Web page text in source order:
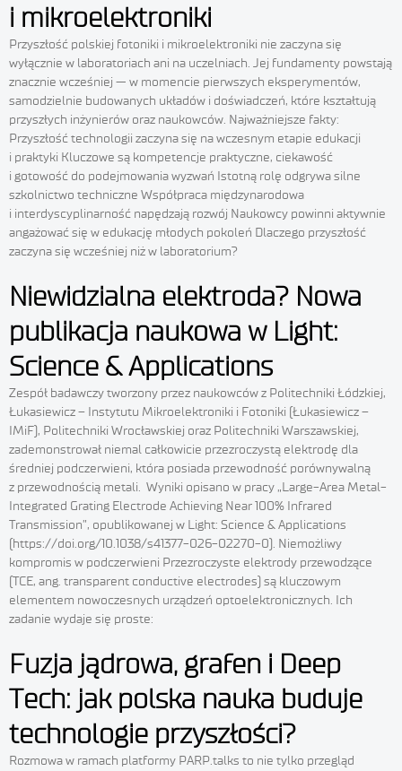
i mikroelektroniki
Przyszłość polskiej fotoniki i mikroelektroniki nie zaczyna się
wyłącznie w laboratoriach ani na uczelniach. Jej fundamenty powstają
znacznie wcześniej — w momencie pierwszych eksperymentów,
samodzielnie budowanych układów i doświadczeń, które kształtują
przyszłych inżynierów oraz naukowców. Najważniejsze fakty:
Przyszłość technologii zaczyna się na wczesnym etapie edukacji
i praktyki Kluczowe są kompetencje praktyczne, ciekawość
i gotowość do podejmowania wyzwań Istotną rolę odgrywa silne
szkolnictwo techniczne Współpraca międzynarodowa
i interdyscyplinarność napędzają rozwój Naukowcy powinni aktywnie
angażować się w edukację młodych pokoleń Dlaczego przyszłość
zaczyna się wcześniej niż w laboratorium?
Niewidzialna elektroda? Nowa
publikacja naukowa w Light:
Science & Applications
Zespół badawczy tworzony przez naukowców z Politechniki Łódzkiej,
Łukasiewicz – Instytutu Mikroelektroniki i Fotoniki (Łukasiewicz –
IMiF), Politechniki Wrocławskiej oraz Politechniki Warszawskiej,
zademonstrował niemal całkowicie przezroczystą elektrodę dla
średniej podczerwieni, która posiada przewodność porównywalną
z przewodnością metali. Wyniki opisano w pracy „Large-Area Metal-
Integrated Grating Electrode Achieving Near 100% Infrared
Transmission”, opublikowanej w Light: Science & Applications
(https://doi.org/10.1038/s41377-026-02270-0). Niemożliwy
kompromis w podczerwieni Przezroczyste elektrody przewodzące
(TCE, ang. transparent conductive electrodes) są kluczowym
elementem nowoczesnych urządzeń optoelektronicznych. Ich
zadanie wydaje się proste:
Fuzja jądrowa, grafen i Deep
Tech: jak polska nauka buduje
technologie przyszłości?
Rozmowa w ramach platformy PARP.talks to nie tylko przegląd